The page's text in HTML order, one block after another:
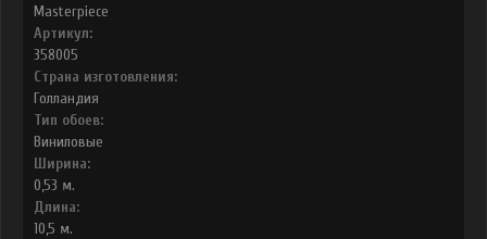
Masterpiece
Артикул:
358005
Страна изготовления:
Голландия
Тип обоев:
Виниловые
Ширина:
0,53 м.
Длина:
10,5 м.